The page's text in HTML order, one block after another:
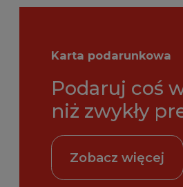
Karta podarunkowa
Podaruj coś
niż zwykły
Zobacz więcej